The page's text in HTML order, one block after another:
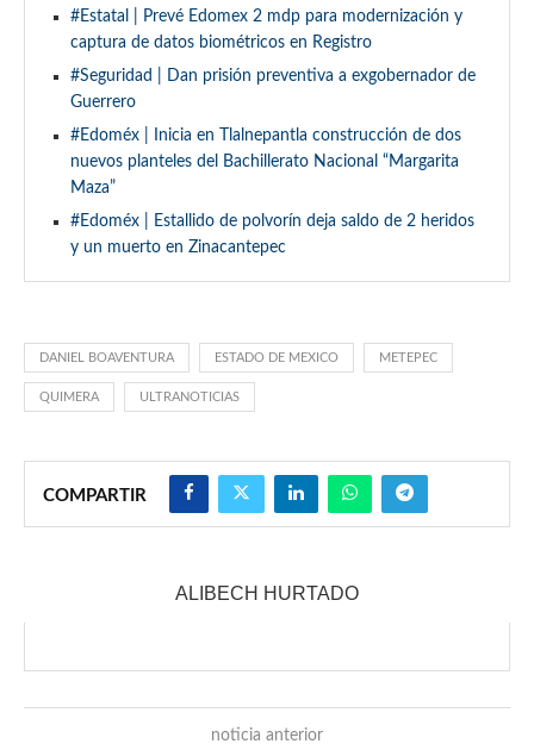
#Estatal | Prevé Edomex 2 mdp para modernización y
captura de datos biométricos en Registro
#Seguridad | Dan prisión preventiva a exgobernador de
Guerrero
#Edoméx | Inicia en Tlalnepantla construcción de dos
nuevos planteles del Bachillerato Nacional “Margarita
Maza”
#Edoméx | Estallido de polvorín deja saldo de 2 heridos
y un muerto en Zinacantepec
DANIEL BOAVENTURA ESTADO DE MEXICO METEPEC
QUIMERA ULTRANOTICIAS
COMPARTIR
ALIBECH HURTADO
noticia anterior